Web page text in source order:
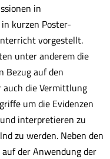
in
kurzen Poster-
vorgestellt.
unter anderem die
Bezug auf den
auch die Vermittlung
um die Evidenzen
interpretieren zu
zu werden. Neben den
der Anwendung der